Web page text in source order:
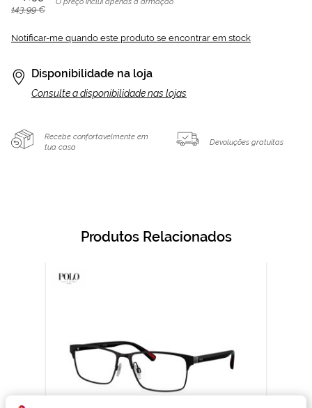
143,99 €
Notificar-me quando este produto se encontrar em stock
Disponibilidade na loja
Consulte a disponibilidade nas lojas
Recebe confortavelmente em
tua casa
Devoluções gratuitas
Produtos Relacionados